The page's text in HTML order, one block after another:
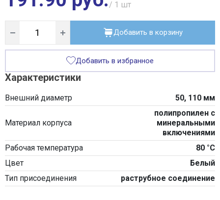
/ 1 шт
Добавить в корзину
Добавить в избранное
Характеристики
Внешний диаметр 50, 110 мм
Материал корпуса
полипропилен с
минеральными
включениями
Рабочая температура
80 °С
Цвет
Белый
Тип присоединения
раструбное соединение